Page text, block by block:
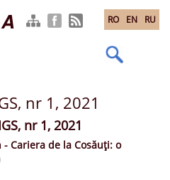
RO EN RU
A
nr 1, 2021
nr 1, 2021
Cariera de la Cosăuți: o